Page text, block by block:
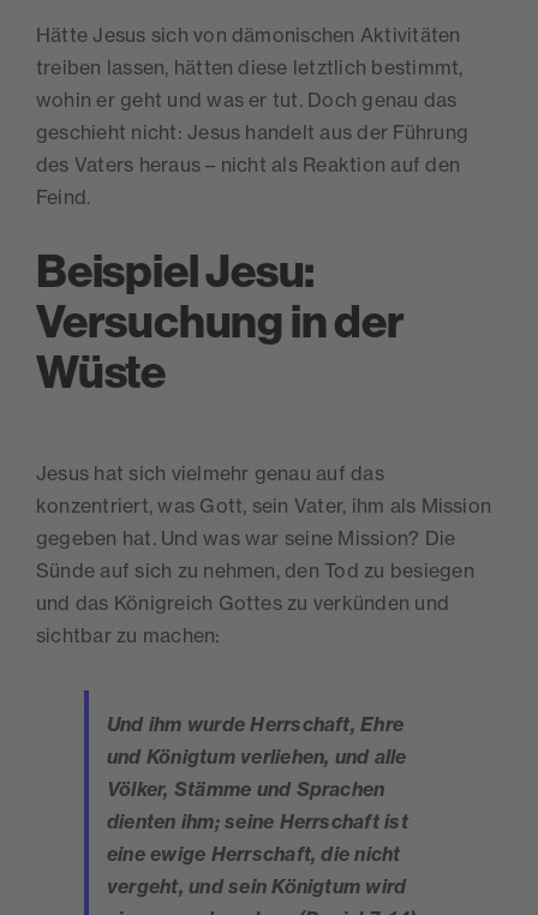
Hätte Jesus sich von dämonischen Aktivitäten
treiben lassen, hätten diese letztlich bestimmt,
wohin er geht und was er tut. Doch genau das
geschieht nicht: Jesus handelt aus der Führung
des Vaters heraus – nicht als Reaktion auf den
Feind.
Beispiel Jesu:
Versuchung in der
Wüste
Jesus hat sich vielmehr genau auf das
konzentriert, was Gott, sein Vater, ihm als Mission
gegeben hat. Und was war seine Mission? Die
Sünde auf sich zu nehmen, den Tod zu besiegen
und das Königreich Gottes zu verkünden und
sichtbar zu machen:
Und ihm wurde Herrschaft, Ehre
und Königtum verliehen, und alle
Völker, Stämme und Sprachen
dienten ihm; seine Herrschaft ist
eine ewige Herrschaft, die nicht
vergeht, und sein Königtum wird